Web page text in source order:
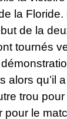
la
de la
tournés
alors qu’il
trou
pour le